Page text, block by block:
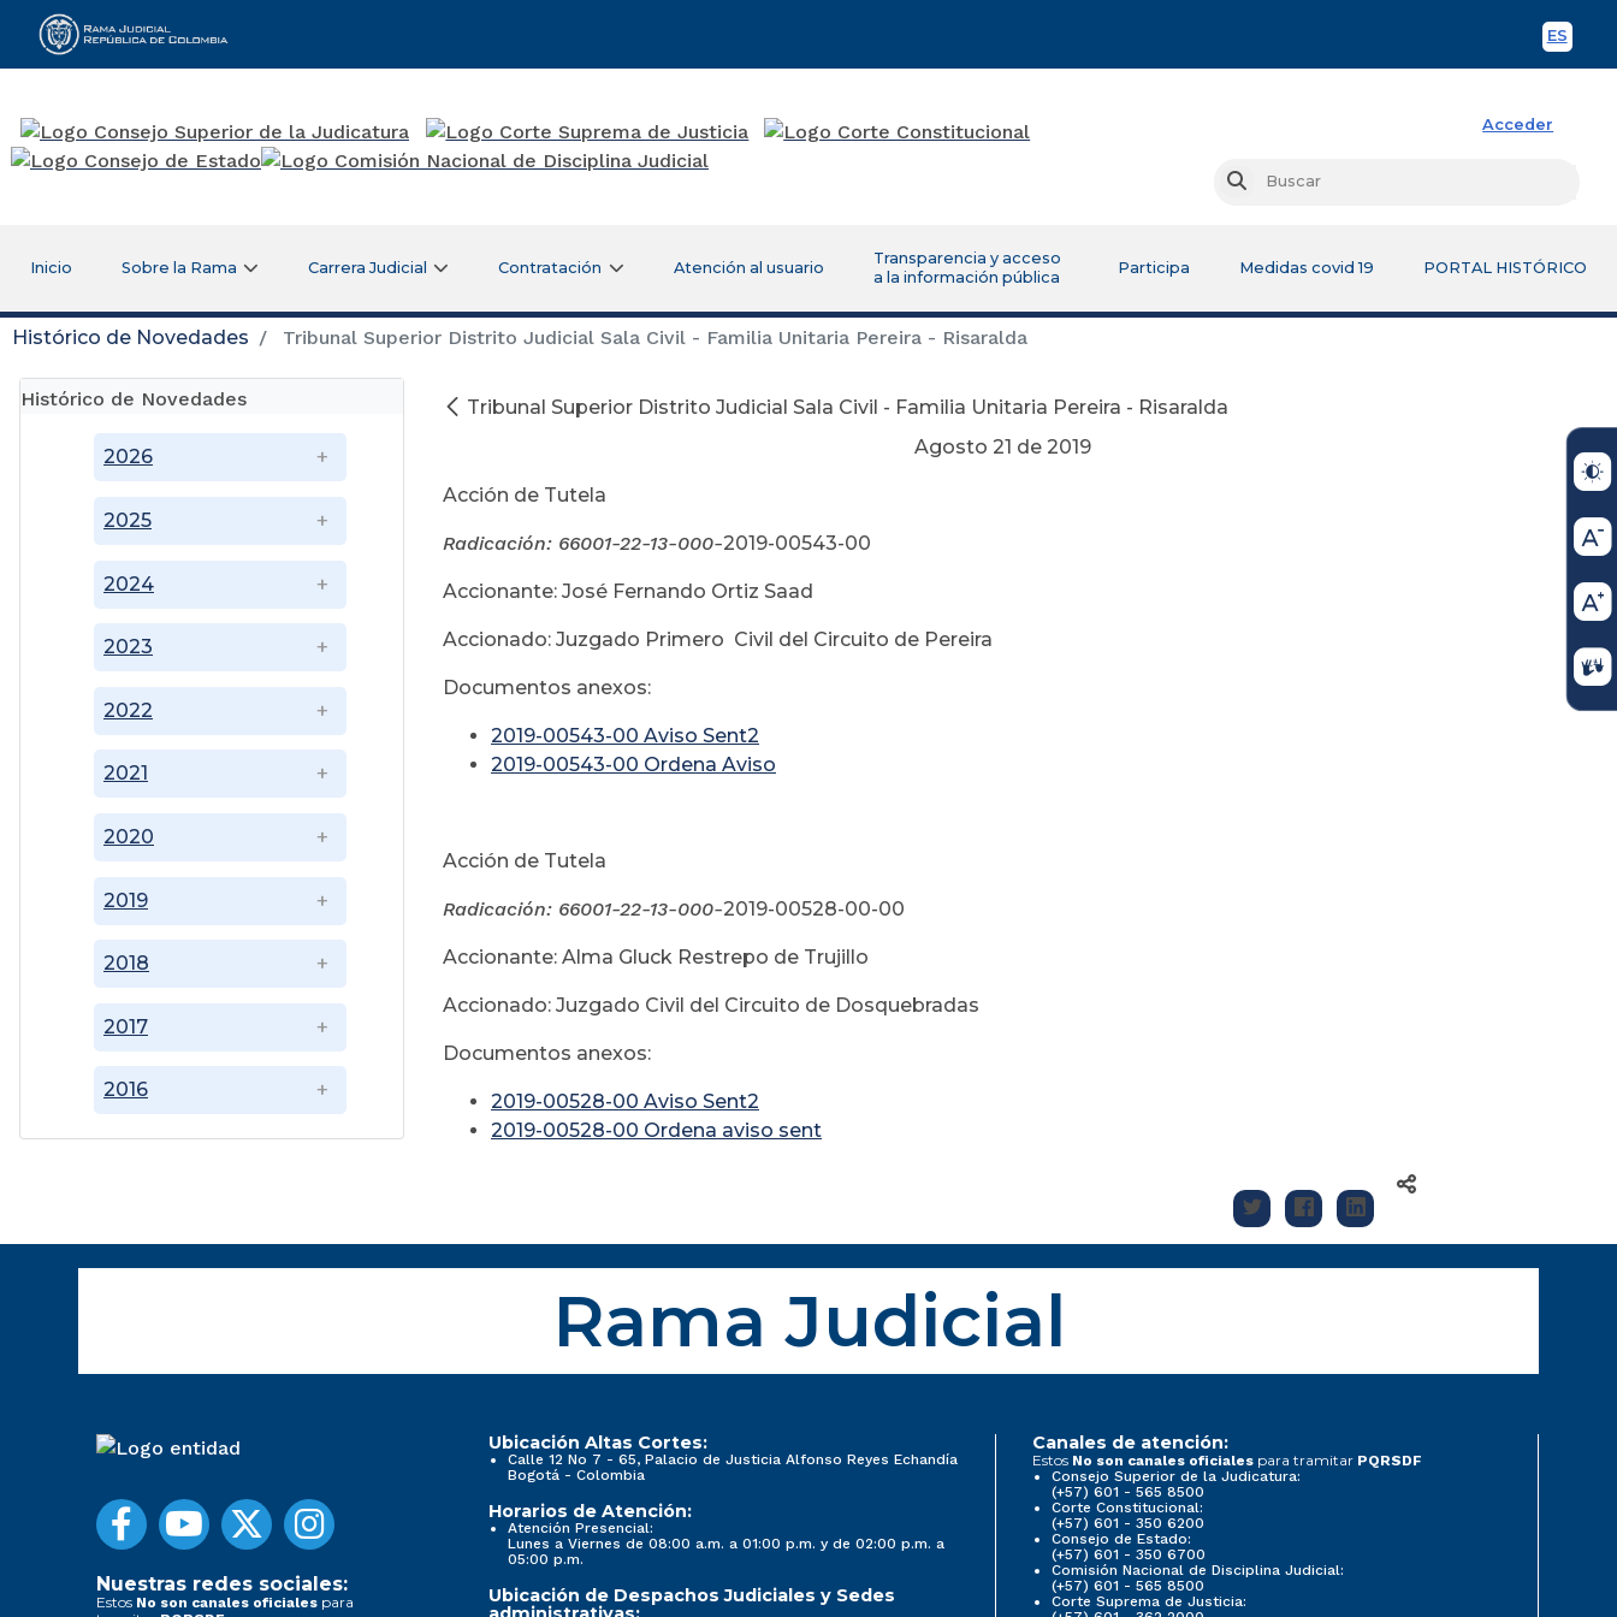
ES
Rama Judicial
Acceder
Buscar
Inicio Sobre la Rama Carrera Judicial Contratación Atención al usuario
Transparencia y acceso
a la información pública
Participa Medidas covid 19 PORTAL HISTÓRICO
Histórico de Novedades Tribunal Superior Distrito Judicial Sala Civil - Familia Unitaria Pereira - Risaralda
Histórico de Novedades
2016
2017
2018
2019
2020
2021
2022
2023
2024
2025
2026
Tribunal Superior Distrito Judicial Sala Civil - Familia Unitaria Pereira - Risaralda
Agosto 21 de 2019
Acción de Tutela
Radicación: 66001-22-13-000-2019-00543-00
Accionante: José Fernando Ortiz Saad
Accionado: Juzgado Primero Civil del Circuito de Pereira
Documentos anexos:
2019-00543-00 Aviso Sent2
2019-00543-00 Ordena Aviso
Acción de Tutela
Radicación: 66001-22-13-000-2019-00528-00-00
Accionante: Alma Gluck Restrepo de Trujillo
Accionado: Juzgado Civil del Circuito de Dosquebradas
Documentos anexos:
2019-00528-00 Aviso Sent2
2019-00528-00 Ordena aviso sent
Rama Judicial
Nuestras redes sociales:
Estos No son canales oficiales para
Ubicación Altas Cortes:
Calle 12 No 7 - 65, Palacio de Justicia Alfonso Reyes Echandía
Bogotá - Colombia
Horarios de Atención:
Atención Presencial:
Lunes a Viernes de 08:00 a.m. a 01:00 p.m. y de 02:00 p.m. a
05:00 p.m.
Ubicación de Despachos Judiciales y Sedes
Canales de atención:
Estos No son canales oficiales para tramitar PQRSDF
Consejo Superior de la Judicatura:
(+57) 601 - 565 8500
Corte Constitucional:
(+57) 601 - 350 6200
Consejo de Estado:
(+57) 601 - 350 6700
Comisión Nacional de Disciplina Judicial:
(+57) 601 - 565 8500
Corte Suprema de Justicia: